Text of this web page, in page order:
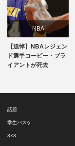
NBA
話題
【追悼】NBAレジェン
ド選手コービー・ブラ
イアントが死去
話題
学生バスケ
3×3